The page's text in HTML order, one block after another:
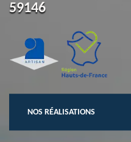
59146
NOS RÉALISATIONS